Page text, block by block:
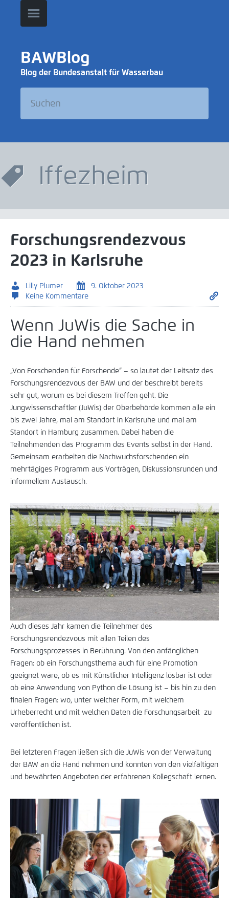
BAWBlog
Blog der Bundesanstalt für Wasserbau
Iffezheim
Forschungsrendezvous
2023 in Karlsruhe
Lilly Plumer
9. Oktober 2023
Keine Kommentare
Wenn JuWis die Sache in
die Hand nehmen
„Von Forschenden für Forschende“ – so lautet der Leitsatz des
Forschungsrendezvous der BAW und der beschreibt bereits
sehr gut, worum es bei diesem Treffen geht. Die
Jungwissenschaftler (JuWis) der Oberbehörde kommen alle ein
bis zwei Jahre, mal am Standort in Karlsruhe und mal am
Standort in Hamburg zusammen. Dabei haben die
Teilnehmenden das Programm des Events selbst in der Hand.
Gemeinsam erarbeiten die Nachwuchsforschenden ein
mehrtägiges Programm aus Vorträgen, Diskussionsrunden und
informellem Austausch.
Auch dieses Jahr kamen die Teilnehmer des
Forschungsrendezvous mit allen Teilen des
Forschungsprozesses in Berührung. Von den anfänglichen
Fragen: ob ein Forschungsthema auch für eine Promotion
geeignet wäre, ob es mit Künstlicher Intelligenz lösbar ist oder
ob eine Anwendung von Python die Lösung ist – bis hin zu den
finalen Fragen: wo, unter welcher Form, mit welchem
Urheberrecht und mit welchen Daten die Forschungsarbeit zu
veröffentlichen ist.
Bei letzteren Fragen ließen sich die JuWis von der Verwaltung
der BAW an die Hand nehmen und konnten von den vielfältigen
und bewährten Angeboten der erfahrenen Kollegschaft lernen.